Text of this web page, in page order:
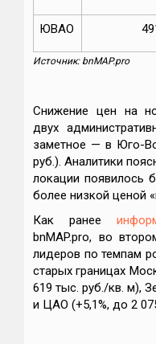
ЮВАО
Источник: bnMAP.pro
Снижение цен на
двух
заметное — в Юго-
руб.). Аналитики
локации появилось
более низкой ценой
Как ранее
bnMAP.pro, во
лидеров по темпам
старых границах
619 тыс. руб./кв. м),
и ЦАО (+5,1%, до 2